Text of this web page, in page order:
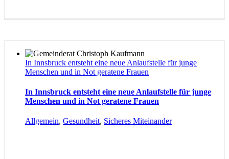
In Innsbruck entsteht eine neue Anlaufstelle für junge
Menschen und in Not geratene Frauen
In Innsbruck entsteht eine neue Anlaufstelle für junge
Menschen und in Not geratene Frauen
Allgemein, Gesundheit, Sicheres Miteinander